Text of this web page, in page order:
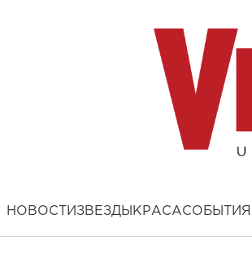
НОВОСТИ ЗВЕЗДЫ КРАСАСОБЫТИЯ